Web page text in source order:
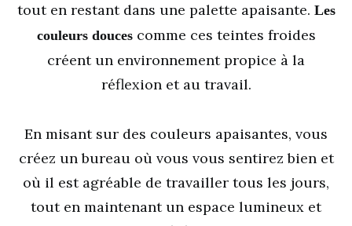
tout en restant dans une palette apaisante. Les
couleurs doucescomme ces teintes froides
créent un environnement propice à la
réflexion et au travail.
En misant sur des couleurs apaisantes, vous
créez un bureau où vous vous sentirez bien et
où il est agréable de travailler tous les jours,
tout en maintenant un espace lumineux et